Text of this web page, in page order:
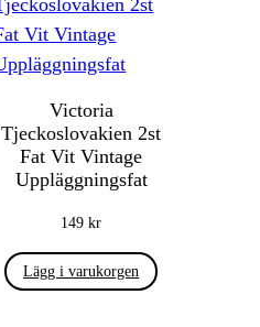
Victoria
Tjeckoslovakien 2st
Fat Vit Vintage
Uppläggningsfat
149kr
Lägg i varukorgen